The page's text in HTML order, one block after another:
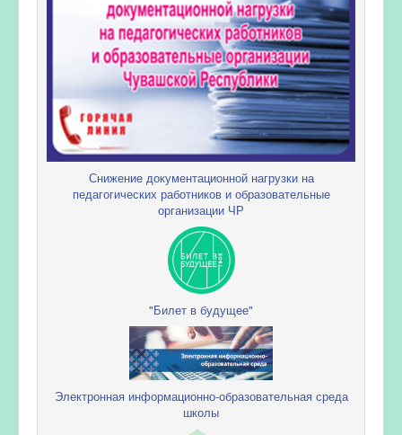
Снижение документационной нагрузки на
педагогических работников и образовательные
организации ЧР
"Билет в будущее"
Электронная информационно-образовательная среда
школы